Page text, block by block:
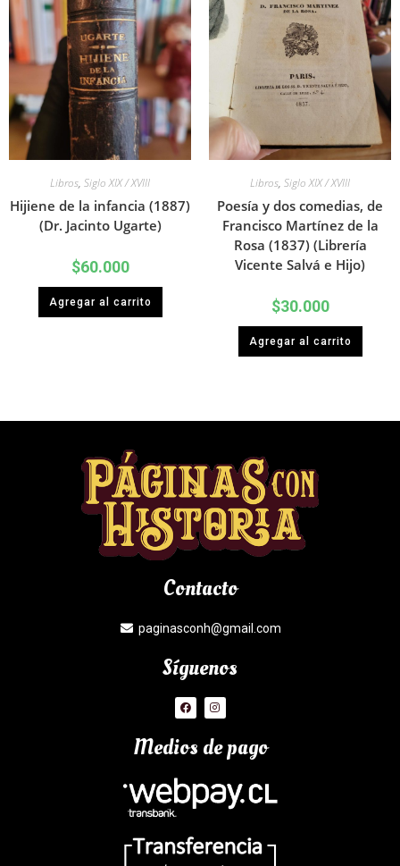
Libros, Siglo XIX / XVIII
Hijiene de la infancia (1887)
(Dr. Jacinto Ugarte)
$60.000
Agregar al carrito
Libros, Siglo XIX / XVIII
Poesía y dos comedias, de
Francisco Martínez de la
Rosa (1837) (Librería
Vicente Salvá e Hijo)
$30.000
Agregar al carrito
Contacto
paginasconh@gmail.com
Síguenos
Medios de pago